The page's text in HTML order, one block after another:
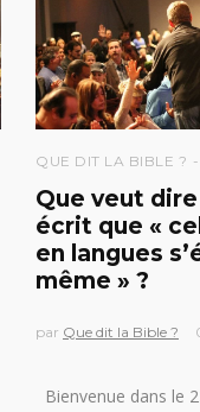
QUE DIT LA BIBLE ?
Que veut dire
écrit que «
en langues
même » ?
par Que dit la Bible ?
Bienvenue dans le